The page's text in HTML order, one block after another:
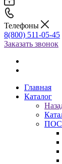
Телефоны
8(800) 511-05-45
Заказать звонок
Главная
Каталог